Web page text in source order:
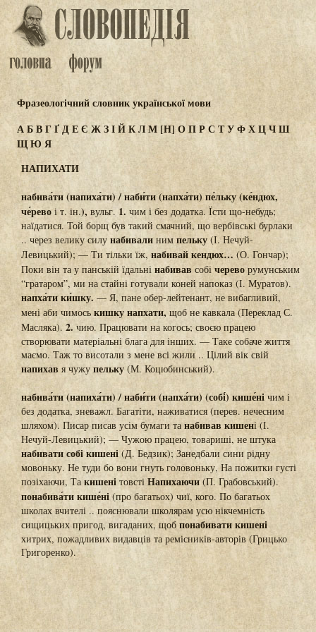
Фразеологічний словник української мови
АБВГҐДЕЄ ЖЗІЙКЛМ [Н] ОПР С ТУФХЦЧШ
ЩЮ Я
НАПИХАТИ
набива́ти (напиха́ти) / наби́ти (напха́ти) пе́льку (ке́ндюх,
че́рево і т. ін.), вульг. 1. чим і без додатка. Їсти що-небудь;
наїдатися. Той борщ був такий смачний, що вербівські бурлаки
.. через велику силу набивали ним пельку (І. Нечуй-
Левицький); — Ти тільки їж, набивай кендюх… (О. Гончар);
Поки він та у панській їдальні набивав собі череворумунським
“гратаром”, ми на стайні готували коней напоказ (І. Муратов).
напха́ти ки́шку. — Я, пане обер-лейтенант, не вибагливий,
мені аби чимось кишку напхати, щоб не кавкала (Переклад С.
Масляка). 2. чию. Працювати на когось; своєю працею
створювати матеріальні блага для інших. — Таке собаче життя
маємо. Таж то висотали з мене всі жили .. Цілий вік свій
напихав я чужу пельку (М. Коцюбинський).
набива́ти (напиха́ти) / наби́ти (напха́ти) (собі́) кише́нічим і
без додатка, зневажл. Багатіти, наживатися (перев. нечесним
шляхом). Писар писав усім бумаги та набивав кишені (І.
Нечуй-Левицький); — Чужою працею, товариші, не штука
набивати собі кишені (Д. Бедзик); Занедбали сини рідну
мовоньку. Не туди бо вони гнуть головоньку, На пожитки густі
позіхаючи, Та кишені товстіНапихаючи(П. Грабовський).
понабива́ти кише́ні(про багатьох) чиї, кого. По багатьох
школах вчителі .. пояснювали школярам усю нікчемність
сищицьких пригод, вигаданих, щоб понабивати кишені
хитрих, пожадливих видавців та ремісників-авторів (Грицько
Григоренко).